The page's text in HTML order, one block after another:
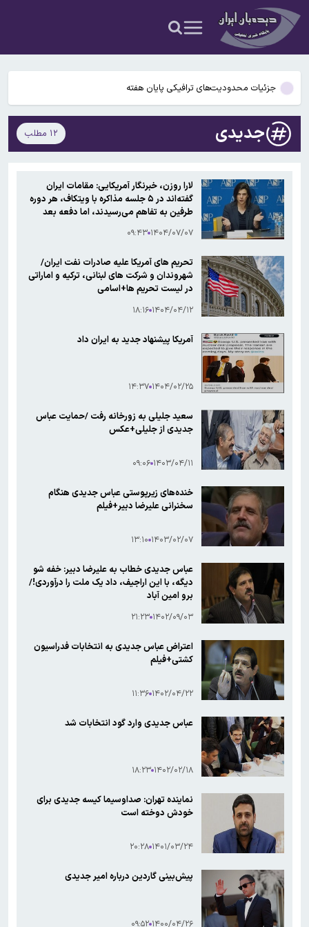
نتایج آزمون سمپاد پایه دهم اعلام شد
رنجبر: دانشگاه نباید در هیچ حالتی تعطیل شود
جزئیات محدودیت‌های ترافیکی پایان هفته
علی‌اف: باکو در کنار ملت ایران ایستاده است
تعطیلی بازارهای میوه ‌و تره‌بار تهران در چهارشنبه
نتایج آزمون سمپاد پایه دهم اعلام شد
رنجبر: دانشگاه نباید در هیچ حالتی تعطیل شود
جدیدی ۱۲ مطلب
لارا روزن، خبرنگار آمریکایی: مقامات ایران
گفته‌اند در ۵ جلسه مذاکره با ویتکاف، هر دوره
طرفین به تفاهم می‌رسیدند، اما دفعه بعد
۱۴۰۴/۰۷/۰۷ ۰۹:۴۳
تحریم های آمریکا علیه صادرات نفت ایران/
شهروندان و شرکت های لبنانی، ترکیه و اماراتی
در لیست تحریم ها+اسامی
۱۴۰۴/۰۴/۱۲ ۱۸:۱۶
آمریکا پیشنهاد جدید به ایران داد
۱۴۰۴/۰۲/۲۵ ۱۴:۳۷
سعید جلیلی به زورخانه رفت /حمایت عباس
جدیدی از جلیلی+عکس
۱۴۰۳/۰۴/۱۱ ۰۹:۰۶
خنده‌های زیرپوستی عباس جدیدی هنگام
سخنرانی علیرضا دبیر+فیلم
۱۴۰۳/۰۲/۰۷ ۱۳:۱۰
عباس جدیدی خطاب به علیرضا دبیر: خفه شو
دیگه، با این اراجیف، داد یک ملت را درآوردی!/
برو امین آباد
۱۴۰۲/۰۹/۰۳ ۲۱:۲۳
اعتراض عباس جدیدی به انتخابات فدراسیون
کشتی+فیلم
۱۴۰۲/۰۴/۲۲ ۱۱:۳۶
عباس جدیدی وارد گود انتخابات شد
۱۴۰۲/۰۲/۱۸ ۱۸:۲۳
نماینده تهران: صداوسیما کیسه جدیدی برای
خودش دوخته است
۱۴۰۱/۰۳/۲۴ ۲۰:۲۸
پیش‌بینی گاردین درباره امیر جدیدی
۱۴۰۰/۰۴/۲۶ ۰۹:۵۲